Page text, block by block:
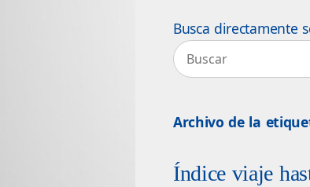
Busca directamente
Archivo de la
Índice viaje